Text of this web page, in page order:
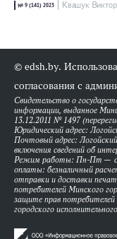
№ 9 (141) 2023 Квашук
© edsh.by.
согласования с
Свидетельство о
информации, выданное
13.12.2011 № 1497
Юридический адрес:
Почтовый адрес:
включения сведений об
Режим работы: Пн-Пт — с
оплаты: безналичный
отправки и доставки
потребителей Минского
защите прав потребителей
городского